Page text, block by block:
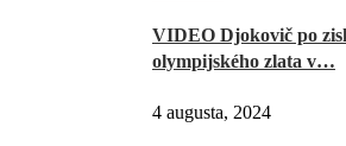
VIDEO Djokovič po
olympijského zlata v…
4 augusta, 2024